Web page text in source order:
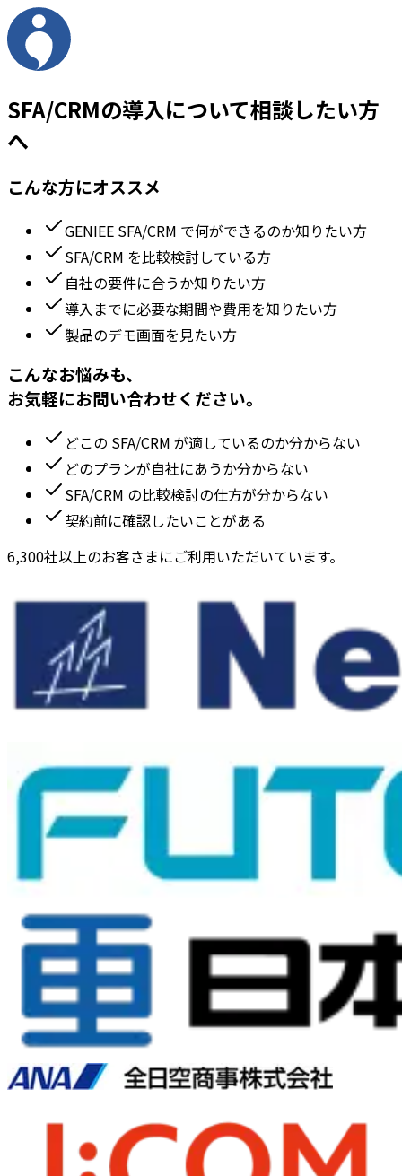
SFA/CRMの導入について相談したい方
へ
こんな方にオススメ
GENIEE SFA/CRM で何ができるのか知りたい方
SFA/CRM を比較検討している方
自社の要件に合うか知りたい方
導入までに必要な期間や費用を知りたい方
製品のデモ画面を見たい方
こんなお悩みも、
お気軽にお問い合わせください。
どこの SFA/CRM が適しているのか分からない
どのプランが自社にあうか分からない
SFA/CRM の比較検討の仕方が分からない
契約前に確認したいことがある
6,300社以上のお客さまにご利用いただいています。